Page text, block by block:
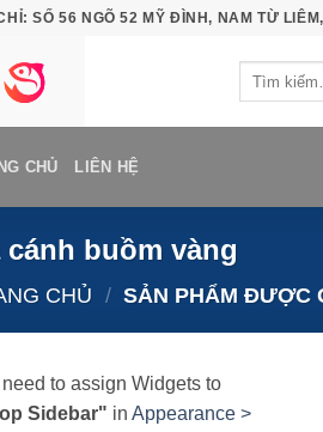
SỐ 56 NGÕ 52 MỸ ĐÌNH, NAM TỪ
CHỦ LIÊN HỆ
cánh buồm vàng
CHỦ / SẢN PHẨM ĐƯỢC
to assign Widgets to
Sidebar" in Appearance >